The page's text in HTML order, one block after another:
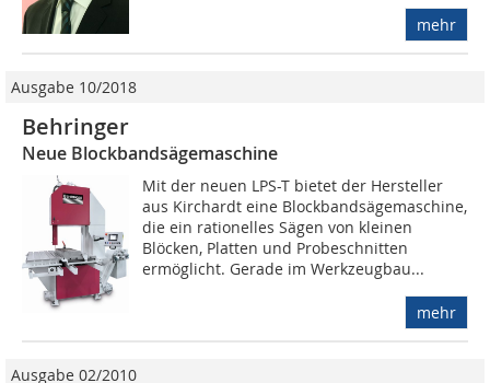
mehr
Ausgabe 10/2018
Behringer
Neue Blockbandsägemaschine
Mit der neuen LPS-T bietet der Hersteller
aus Kirchardt eine Blockbandsägemaschine,
die ein rationelles Sägen von kleinen
Blöcken, Platten und Probeschnitten
ermöglicht. Gerade im Werkzeugbau...
mehr
Ausgabe 02/2010